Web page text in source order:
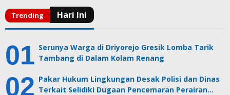
Serunya Warga di Driyorejo Gresik Lomba Tarik
Tambang di Dalam Kolam Renang
Pakar Hukum Lingkungan Desak Polisi dan Dinas
Terkait Selidiki Dugaan Pencemaran Perairan…